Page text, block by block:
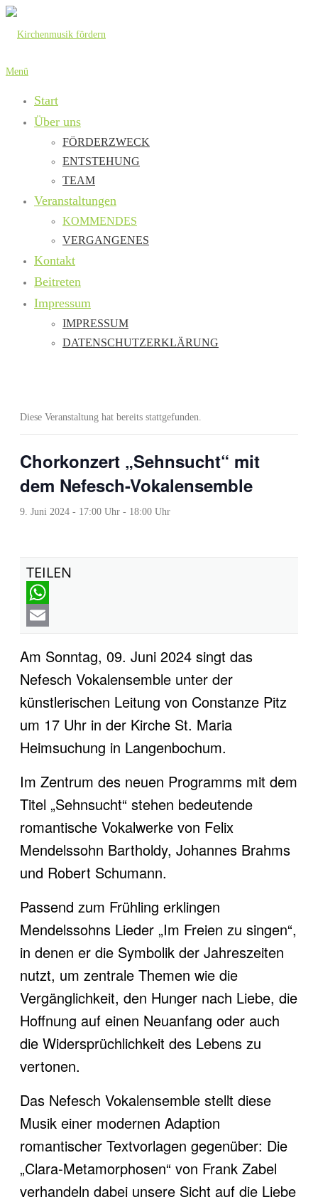
Zum
Inhalt
Menü
Start
Über uns
FÖRDERZWECK
ENTSTEHUNG
TEAM
Veranstaltungen
KOMMENDES
VERGANGENES
Kontakt
Beitreten
Impressum
IMPRESSUM
DATENSCHUTZERKLÄRUNG
Diese Veranstaltung hat bereits stattgefunden.
Chorkonzert „Sehnsucht“ mit
dem Nefesch-Vokalensemble
9. Juni 2024 - 17:00 Uhr - 18:00 Uhr
TEILEN
WhatsApp
Am Sonntag, 09. Juni 2024 singt das
Nefesch Vokalensemble unter der
künstlerischen Leitung von Constanze Pitz
um 17 Uhr in der Kirche St. Maria
Heimsuchung in Langenbochum.
Im Zentrum des neuen Programms mit dem
Titel „Sehnsucht“ stehen bedeutende
romantische Vokalwerke von Felix
Mendelssohn Bartholdy, Johannes Brahms
und Robert Schumann.
Passend zum Frühling erklingen
Mendelssohns Lieder „Im Freien zu singen“,
in denen er die Symbolik der Jahreszeiten
nutzt, um zentrale Themen wie die
Vergänglichkeit, den Hunger nach Liebe, die
Hoffnung auf einen Neuanfang oder auch
die Widersprüchlichkeit des Lebens zu
vertonen.
Das Nefesch Vokalensemble stellt diese
Musik einer modernen Adaption
romantischer Textvorlagen gegenüber: Die
„Clara-Metamorphosen“ von Frank Zabel
verhandeln dabei unsere Sicht auf die Liebe